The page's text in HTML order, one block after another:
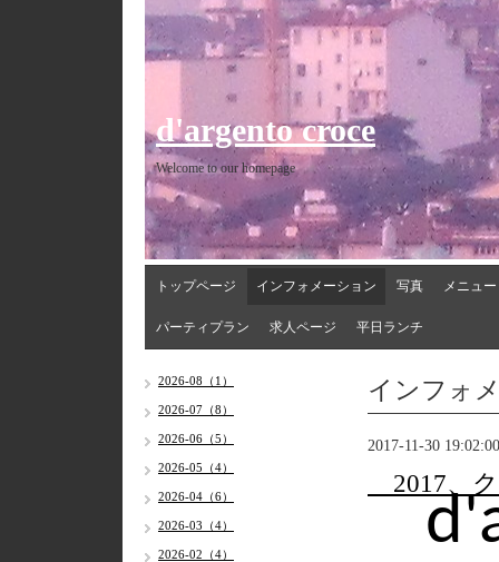
d'argento croce
Welcome to our homepage
トップページ インフォメーション 写真 メニュー
パーティプラン 求人ページ 平日ランチ
インフォ
2017-11-30 19:02:00
2017、
2026-08（1）
2026-07（8）
2026-06（5）
2026-05（4）
2026-04（6）
2026-03（4）
2026-02（4）